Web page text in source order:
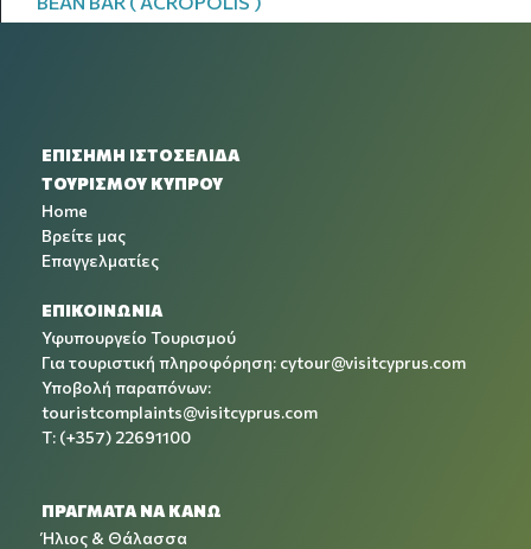
ΕΠΙΣΗΜΗ ΙΣΤΟΣΕΛΙΔΑ
ΤΟΥΡΙΣΜΟΥ ΚΥΠΡΟΥ
Home
Βρείτε μας
Επαγγελματίες
ΕΠΙΚΟΙΝΩΝΙΑ
Υφυπουργείο Τουρισμού
Για τουριστική πληροφόρηση: cytour@visitcyprus.com
Υποβολή παραπόνων:
touristcomplaints@visitcyprus.com
T: (+357) 22691100
ΠΡΑΓΜΑΤΑ ΝΑ ΚΑΝΩ
Ήλιος & Θάλασσα